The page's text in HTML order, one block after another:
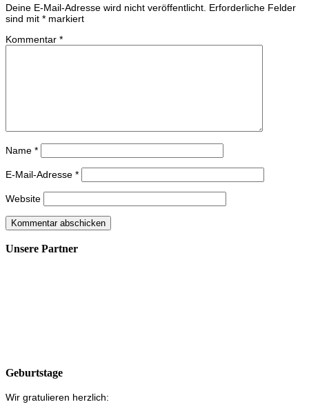
Deine E-Mail-Adresse wird nicht veröffentlicht. Erforderliche Felder
sind mit * markiert
Kommentar *
Name *
E-Mail-Adresse *
Website
Unsere Partner
Geburtstage
Wir gratulieren herzlich: